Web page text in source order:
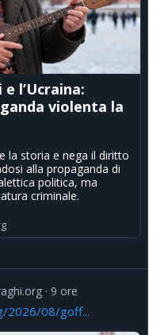
l’Ucraina:
violenta la
la storia e nega il diritto
alla propaganda di
politica, ma
criminale.
9 ore
2026/08/goff...